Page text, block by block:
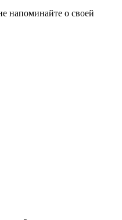
напоминайте о своей